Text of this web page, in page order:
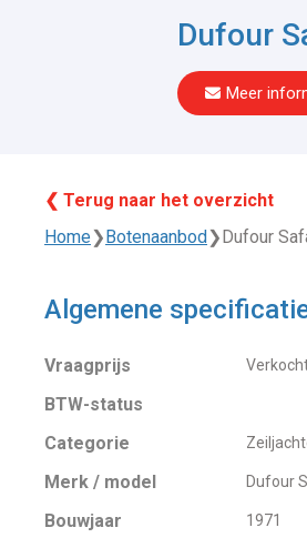
Dufour
Meer
❮ Terug naar het overzicht
Home❯ Botenaanbod ❯ Dufour
Algemene
Vraagprijs
BTW-status
Categorie
Merk / model Dufour
Bouwjaar 1971